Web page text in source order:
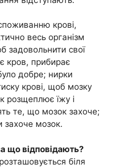
крові,
весь організм
задовольнити свої
кров, прибирає
добре; нирки
крові, щоб мозку
розщеплює їжу і
те, що мозок захоче;
захоче мозок.
що відповідають?
біля